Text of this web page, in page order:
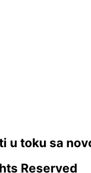
u toku sa
Reserved